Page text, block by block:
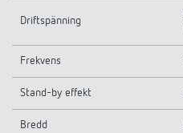
Driftspänning
Frekvens
Stand-by effekt
Bredd